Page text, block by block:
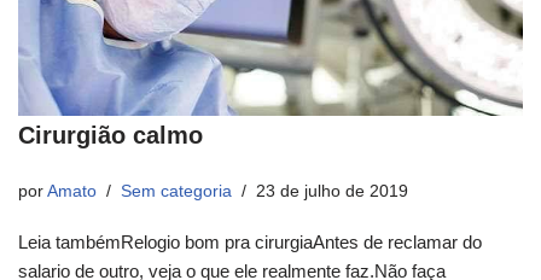
Cirurgião calmo
por Amato Sem categoria 23 de julho de 2019
Leia tambémRelogio bom pra cirurgiaAntes de reclamar do
salario de outro, veja o que ele realmente faz.Não faça